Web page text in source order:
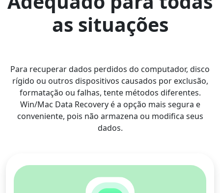
as situações
Para recuperar dados perdidos do computador, disco
rígido ou outros dispositivos causados ​​por exclusão,
formatação ou falhas, tente métodos diferentes.
Win/Mac Data Recovery é a opção mais segura e
conveniente, pois não armazena ou modifica seus
dados.